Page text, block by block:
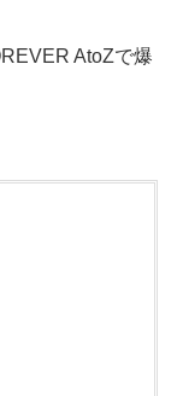
AtoZで爆